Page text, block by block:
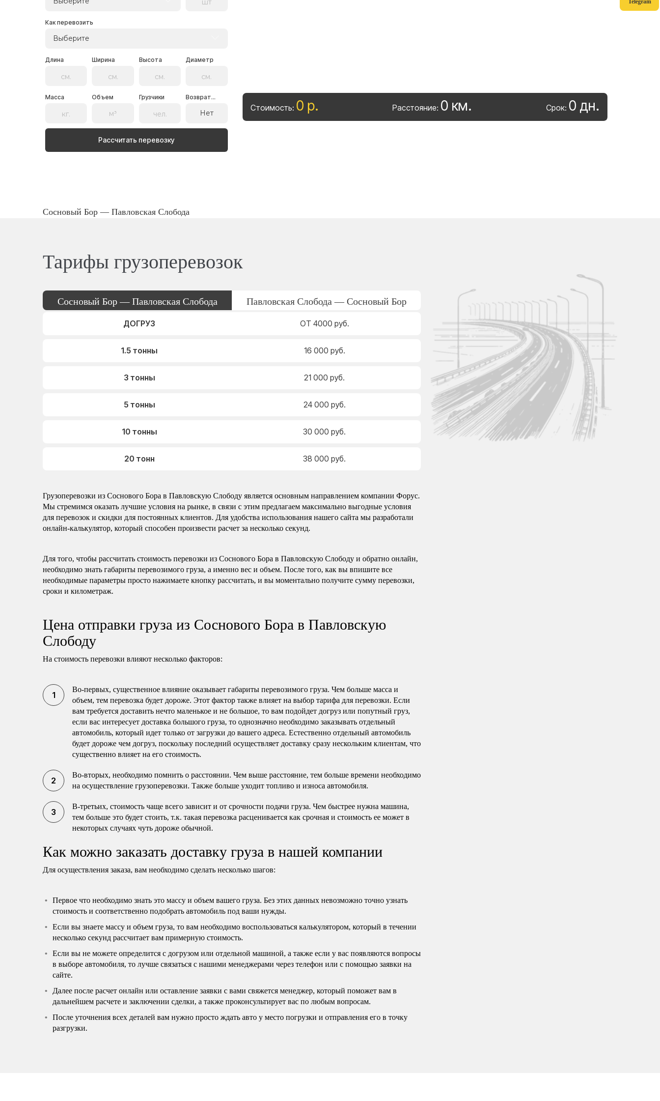
Telegram
Как перевозить
Выберите
Длина Ширина Высота Диаметр
Масса Объем Грузчики Возврат...
Нет
Рассчитать перевозку
Стоимость: 0 р. Расстояние: 0 км. Срок: 0 дн.
Сосновый Бор — Павловская Слобода
Тарифы грузоперевозок
Сосновый Бор — Павловская Слобода Павловская Слобода — Сосновый Бор
ДОГРУЗ ОТ 4000 руб.
1.5 тонны 16 000 руб.
3 тонны 21 000 руб.
5 тонны 24 000 руб.
10 тонны 30 000 руб.
20 тонн 38 000 руб.
Грузоперевозки из Соснового Бора в Павловскую Слободу является основным направлением компании Форус.
Мы стремимся оказать лучшие условия на рынке, в связи с этим предлагаем максимально выгодные условия
для перевозок и скидки для постоянных клиентов. Для удобства использования нашего сайта мы разработали
онлайн-калькулятор, который способен произвести расчет за несколько секунд.
Для того, чтобы рассчитать стоимость перевозки из Соснового Бора в Павловскую Слободу и обратно онлайн,
необходимо знать габариты перевозимого груза, а именно вес и объем. После того, как вы впишите все
необходимые параметры просто нажимаете кнопку рассчитать, и вы моментально получите сумму перевозки,
сроки и километраж.
Цена отправки груза из Соснового Бора в Павловскую
Слободу
На стоимость перевозки влияют несколько факторов:
Во-первых, существенное влияние оказывает габариты перевозимого груза. Чем больше масса и
объем, тем перевозка будет дороже. Этот фактор также влияет на выбор тарифа для перевозки. Если
вам требуется доставить нечто маленькое и не большое, то вам подойдет догруз или попутный груз,
если вас интересует доставка большого груза, то однозначно необходимо заказывать отдельный
автомобиль, который идет только от загрузки до вашего адреса. Естественно отдельный автомобиль
будет дороже чем догруз, поскольку последний осуществляет доставку сразу нескольким клиентам, что
существенно влияет на его стоимость.
Во-вторых, необходимо помнить о расстоянии. Чем выше расстояние, тем больше времени необходимо
на осуществление грузоперевозки. Также больше уходит топливо и износа автомобиля.
В-третьих, стоимость чаще всего зависит и от срочности подачи груза. Чем быстрее нужна машина,
тем больше это будет стоить, т.к. такая перевозка расценивается как срочная и стоимость ее может в
некоторых случаях чуть дороже обычной.
Как можно заказать доставку груза в нашей компании
Для осуществления заказа, вам необходимо сделать несколько шагов:
Первое что необходимо знать это массу и объем вашего груза. Без этих данных невозможно точно узнать
стоимость и соответственно подобрать автомобиль под ваши нужды.
Если вы знаете массу и объем груза, то вам необходимо воспользоваться калькулятором, который в течении
несколько секунд рассчитает вам примерную стоимость.
Если вы не можете определится с догрузом или отдельной машиной, а также если у вас появляются вопросы
в выборе автомобиля, то лучше связаться с нашими менеджерами через телефон или с помощью заявки на
сайте.
Далее после расчет онлайн или оставление заявки с вами свяжется менеджер, который поможет вам в
дальнейшем расчете и заключении сделки, а также проконсультирует вас по любым вопросам.
После уточнения всех деталей вам нужно просто ждать авто у место погрузки и отправления его в точку
разгрузки.